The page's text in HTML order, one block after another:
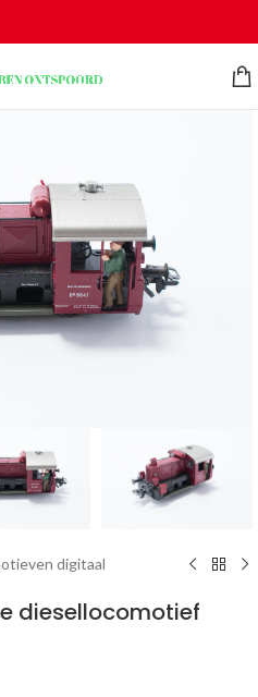
digitaal
diesellocomotief